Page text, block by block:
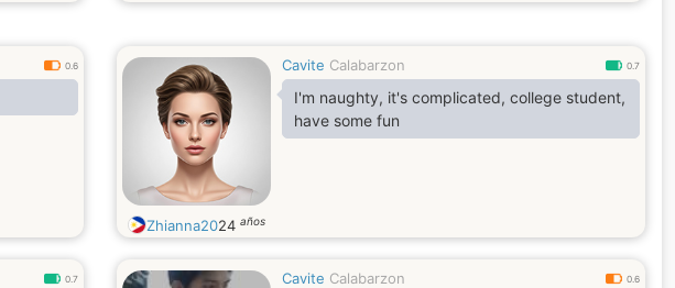
0.6 Cavite Calabarzon 0.7
I'm naughty, it's complicated, college student,
have some fun
Zhianna2024 años
0.7 Cavite Calabarzon 0.6